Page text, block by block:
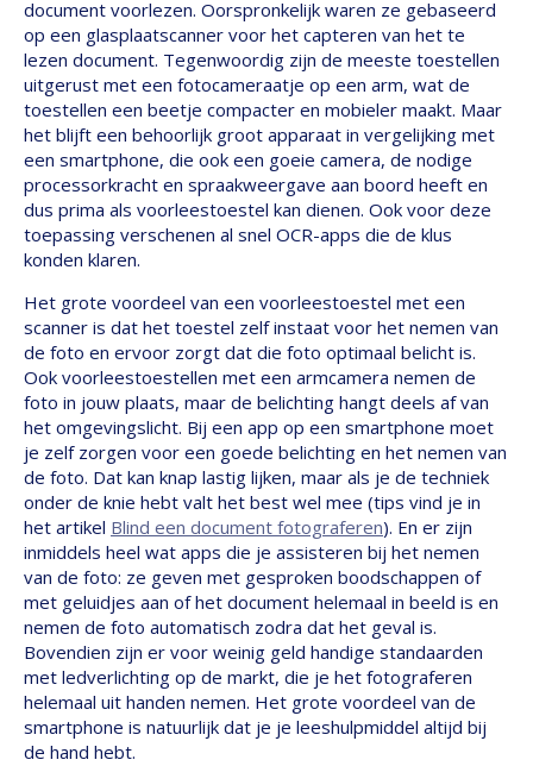
document voorlezen. Oorspronkelijk waren ze gebaseerd
op een glasplaatscanner voor het capteren van het te
lezen document. Tegenwoordig zijn de meeste toestellen
uitgerust met een fotocameraatje op een arm, wat de
toestellen een beetje compacter en mobieler maakt. Maar
het blijft een behoorlijk groot apparaat in vergelijking met
een smartphone, die ook een goeie camera, de nodige
processorkracht en spraakweergave aan boord heeft en
dus prima als voorleestoestel kan dienen. Ook voor deze
toepassing verschenen al snel OCR-apps die de klus
konden klaren.
Het grote voordeel van een voorleestoestel met een
scanner is dat het toestel zelf instaat voor het nemen van
de foto en ervoor zorgt dat die foto optimaal belicht is.
Ook voorleestoestellen met een armcamera nemen de
foto in jouw plaats, maar de belichting hangt deels af van
het omgevingslicht. Bij een app op een smartphone moet
je zelf zorgen voor een goede belichting en het nemen van
de foto. Dat kan knap lastig lijken, maar als je de techniek
onder de knie hebt valt het best wel mee (tips vind je in
het artikel Blind een document fotograferen). En er zijn
inmiddels heel wat apps die je assisteren bij het nemen
van de foto: ze geven met gesproken boodschappen of
met geluidjes aan of het document helemaal in beeld is en
nemen de foto automatisch zodra dat het geval is.
Bovendien zijn er voor weinig geld handige standaarden
met ledverlichting op de markt, die je het fotograferen
helemaal uit handen nemen. Het grote voordeel van de
smartphone is natuurlijk dat je je leeshulpmiddel altijd bij
de hand hebt.